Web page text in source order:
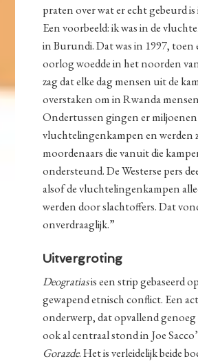
praten over wat er echt gebeurd
Een voorbeeld: ik was in de
in Burundi. Dat was in 1997, toen
oorlog woedde in het noorden
zag dat elke dag mensen uit de
overstaken om in Rwanda
Ondertussen gingen er miljoenen
vluchtelingenkampen en werden
moordenaars die vanuit die
ondersteund. De Westerse pers
alsof de vluchtelingenkampen
werden door slachtoffers. Dat
onverdraaglijk.”
Uitvergroting
Deogratiasis een strip gebaseerd
gewapend etnisch conflict. Een
onderwerp, dat opvallend genoeg
ook al centraal stond in Joe
Gorazde. Het is verleidelijk beide